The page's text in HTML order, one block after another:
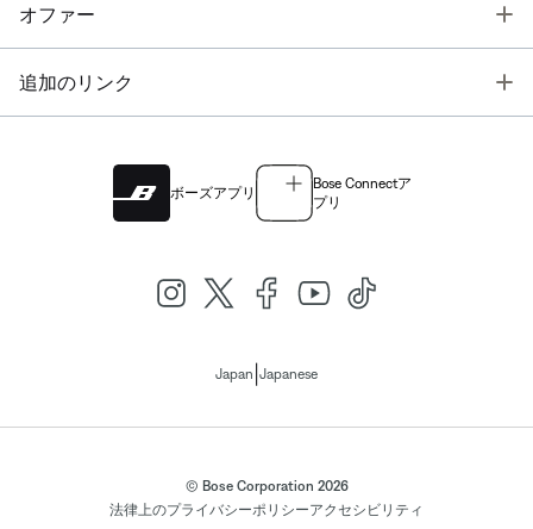
オファー
追加のリンク
ボーズアプリ
Bose Connectア
プリ
Japan Japanese
© Bose Corporation 2026
法律上のプライバシーポリシーアクセシビリティ